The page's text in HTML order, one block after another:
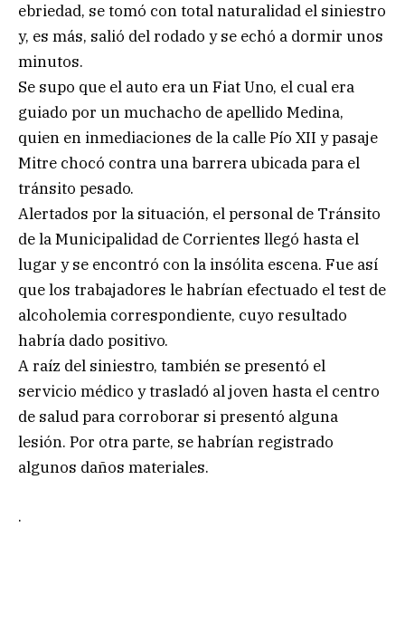
ebriedad, se tomó con total naturalidad el siniestro
y, es más, salió del rodado y se echó a dormir unos
minutos.
Se supo que el auto era un Fiat Uno, el cual era
guiado por un muchacho de apellido Medina,
quien en inmediaciones de la calle Pío XII y pasaje
Mitre chocó contra una barrera ubicada para el
tránsito pesado.
Alertados por la situación, el personal de Tránsito
de la Municipalidad de Corrientes llegó hasta el
lugar y se encontró con la insólita escena. Fue así
que los trabajadores le habrían efectuado el test de
alcoholemia correspondiente, cuyo resultado
habría dado positivo.
A raíz del siniestro, también se presentó el
servicio médico y trasladó al joven hasta el centro
de salud para corroborar si presentó alguna
lesión. Por otra parte, se habrían registrado
algunos daños materiales.
.